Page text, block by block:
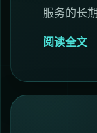
服务的长
阅读全文